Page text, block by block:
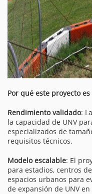
Por qué este proyecto
Rendimiento validado:
la capacidad de UNV
especializados de
requisitos técnicos.
Modelo escalable: El
para estadios, centros
espacios urbanos para
de expansión de UNV